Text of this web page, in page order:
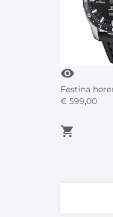
visibility
Festina
€ 599,00
shopping_cart